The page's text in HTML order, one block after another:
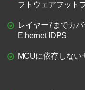
フトウェアフット
レイヤー7までカ
Ethernet IDPS
MCUに依存しない